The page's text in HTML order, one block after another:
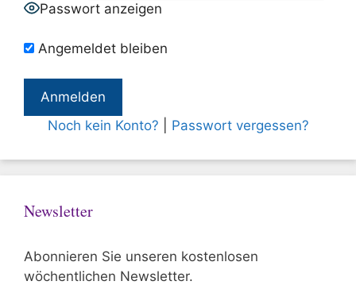
Passwort anzeigen
Angemeldet bleiben
Noch kein Konto? Passwort vergessen?
Newsletter
Abonnieren Sie unseren kostenlosen
wöchentlichen Newsletter.